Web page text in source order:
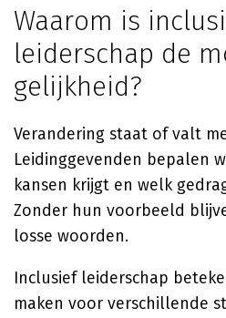
Waarom is
leiderschap de
gelijkheid?
Verandering staat of valt
Leidinggevenden bepalen
kansen krijgt en welk
Zonder hun voorbeeld
losse woorden.
Inclusief leiderschap
maken voor verschillende